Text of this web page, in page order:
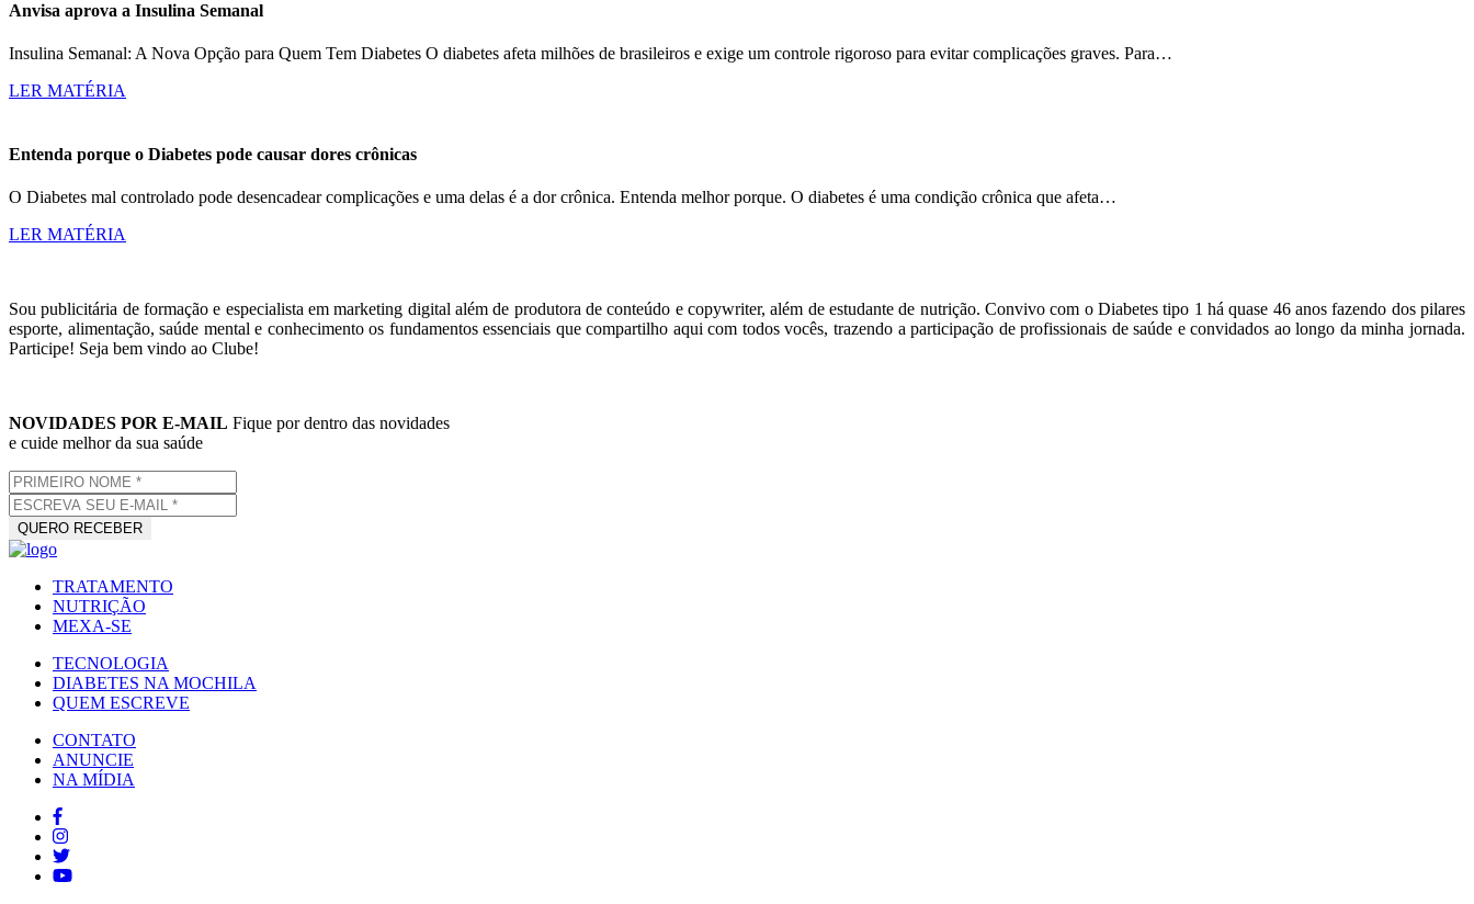
Anvisa aprova a Insulina Semanal
Insulina Semanal: A Nova Opção para Quem Tem Diabetes O diabetes afeta milhões de brasileiros e exige um controle rigoroso para evitar complicações graves. Para…
LER MATÉRIA
Entenda porque o Diabetes pode causar dores crônicas
O Diabetes mal controlado pode desencadear complicações e uma delas é a dor crônica. Entenda melhor porque. O diabetes é uma condição crônica que afeta…
LER MATÉRIA
Sou publicitária de formação e especialista em marketing digital além de produtora de conteúdo e copywriter, além de estudante de nutrição. Convivo com o Diabetes tipo 1 há quase 46 anos fazendo dos pilares
esporte, alimentação, saúde mental e conhecimento os fundamentos essenciais que compartilho aqui com todos vocês, trazendo a participação de profissionais de saúde e convidados ao longo da minha jornada.
Participe! Seja bem vindo ao Clube!
NOVIDADES POR E-MAIL Fique por dentro das novidades
e cuide melhor da sua saúde
TRATAMENTO
NUTRIÇÃO
MEXA-SE
TECNOLOGIA
DIABETES NA MOCHILA
QUEM ESCREVE
CONTATO
ANUNCIE
NA MÍDIA